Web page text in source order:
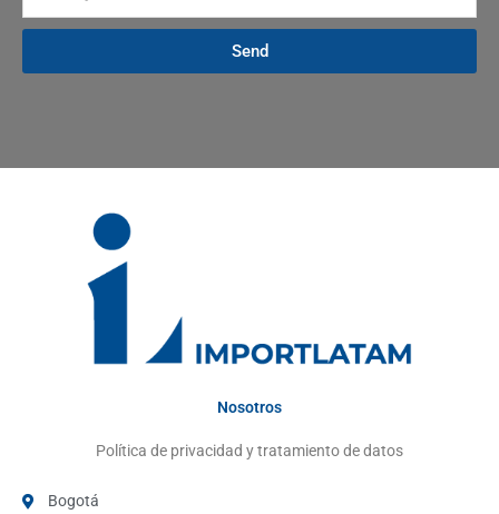
Send
Nosotros
Política de privacidad y tratamiento de datos
Bogotá